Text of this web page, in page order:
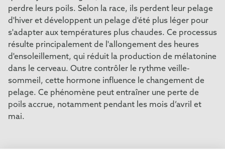
perdre leurs poils. Selon la race, ils perdent leur pelage
d'hiver et développent un pelage d'été plus léger pour
s'adapter aux températures plus chaudes. Ce processus
résulte principalement de l'allongement des heures
d'ensoleillement, qui réduit la production de mélatonine
dans le cerveau. Outre contrôler le rythme veille-
sommeil, cette hormone influence le changement de
pelage. Ce phénomène peut entraîner une perte de
poils accrue, notamment pendant les mois d’avril et
mai.